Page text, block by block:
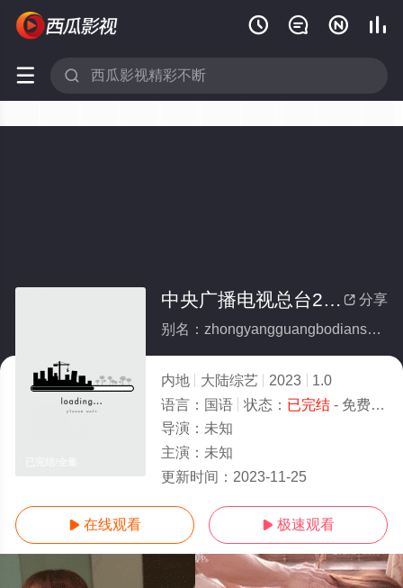
   
 
 分享
中央广播电视总台2023网络春晚(全集)
别名：zhongyangguangbodianshizongtai2023wangluochunwan
内地 大陆综艺 2023
1.0
语言： 国语 状态： 已完结- 免费在线观看
导演： 未知
主演： 未知
更新时间： 2023-11-25
 在线观看  极速观看